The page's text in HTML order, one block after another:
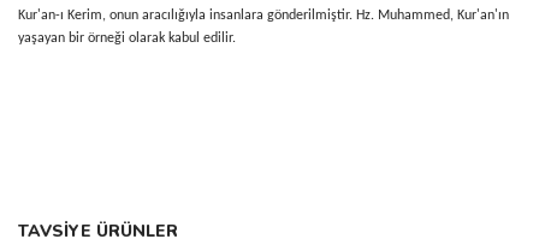
Kur'an-ı Kerim, onun aracılığıyla insanlara gönderilmiştir. Hz. Muhammed, Kur'an'ın
yaşayan bir örneği olarak kabul edilir.
Bu ürünün fiyat bilgisi, resim, ürün açıklamalarında ve diğer
konularda yetersiz gördüğünüz noktaları öneri formunu kullanarak
TAVSİYE ÜRÜNLER